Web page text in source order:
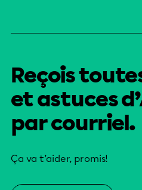
Reçois
et astuces
par courriel.
Ça va t’aider, promis!